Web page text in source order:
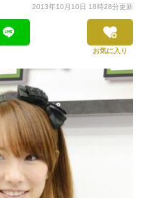
2013年10月10日 18時28分更新
お気に入り